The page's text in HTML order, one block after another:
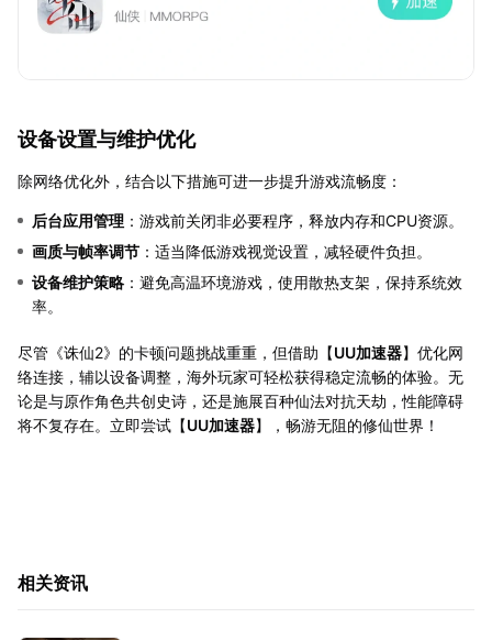
设备设置与维护优化
除网络优化外，结合以下措施可进一步提升游戏流畅度：
后台应用管理 ：游戏前关闭非必要程序，释放内存和CPU资源。
画质与帧率调节 ：适当降低游戏视觉设置，减轻硬件负担。
设备维护策略 ：避免高温环境游戏，使用散热支架，保持系统效
率。
尽管《诛仙2》的卡顿问题挑战重重，但借助【UU加速器】优化网
络连接，辅以设备调整，海外玩家可轻松获得稳定流畅的体验。无
论是与原作角色共创史诗，还是施展百种仙法对抗天劫，性能障碍
将不复存在。立即尝试【UU加速器】，畅游无阻的修仙世界！
相关资讯